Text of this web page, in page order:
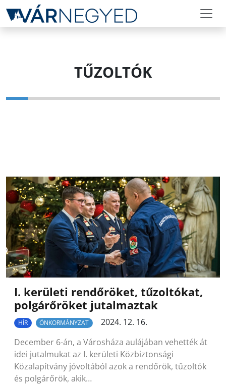
TŰZOLTÓK
I. kerületi rendőröket, tűzoltókat,
polgárőröket jutalmaztak
HÍR ÖNKORMÁNYZAT
2024. 12. 16.
December 6-án, a Városháza aulájában vehették át
idei jutalmukat az I. kerületi Közbiztonsági
Közalapítvány jóvoltából azok a rendőrök, tűzoltók
és polgárőrök, akik…